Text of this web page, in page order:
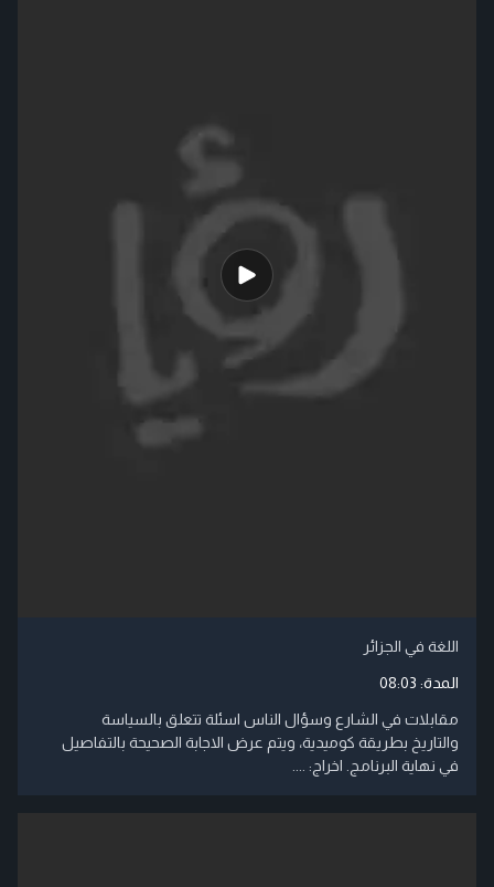
اللغة في الجزائر
المدة: 08:03
مقابلات في الشارع وسؤال الناس اسئلة تتعلق بالسياسة
والتاريخ بطريقة كوميدية، ويتم عرض الاجابة الصحيحة بالتفاصيل
في نهاية البرنامج. اخراج: ....